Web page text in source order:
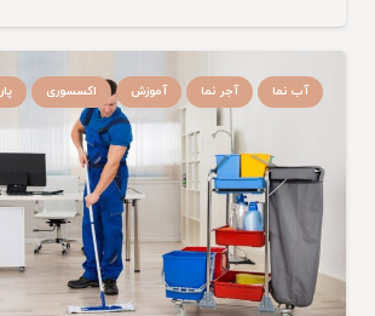
آب نما آجر نما آموزش اکسسوری